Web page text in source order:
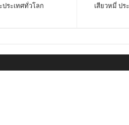
เสียวหมี่ ปร
ระเทศทั่วโลก